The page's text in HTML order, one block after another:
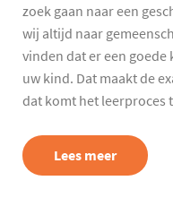
zoek gaan naar een
wij altijd naar
vinden dat er een goede
uw kind. Dat maakt de
dat komt het leerproces
Lees meer